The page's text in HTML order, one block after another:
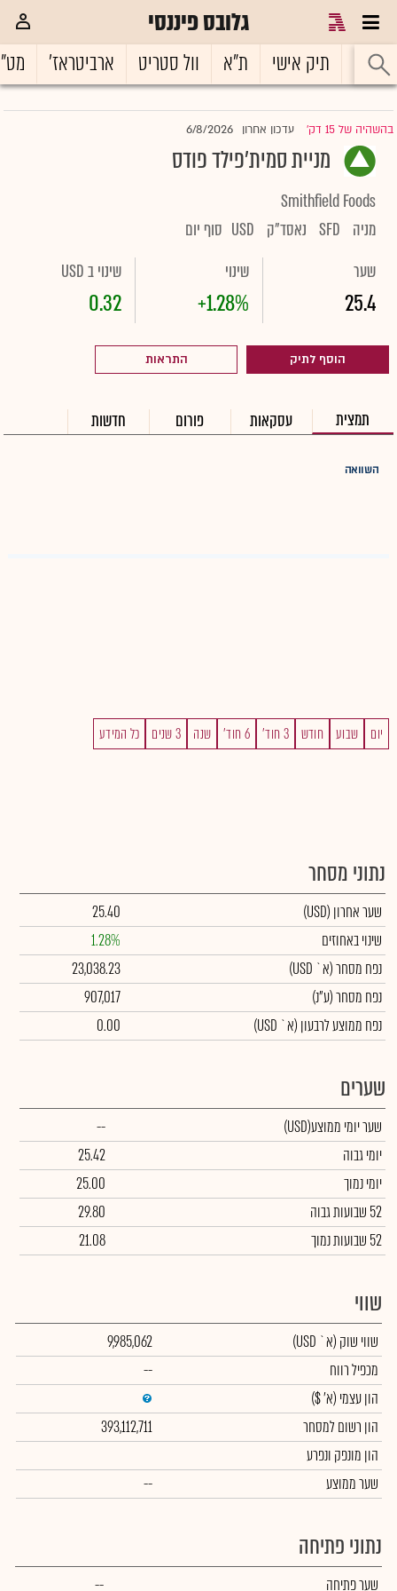
גלובס פיננסי
ראשי תיק אישי ת"א וול סטריט ארביטראז'
בהשהיה של 15 דק' |עדכון אחרון 6/8/2026
מניית סמית'פילד פודס
Smithfield Foods
מניה
SFD נאסד"ק USD סוף יום
שער
25.4
שינוי
+1.28%
שינוי ב USD
0.32
הוסף לתיק התראות
תמצית עסקאות פורום חדשות
השוואה
יום שבוע חודש 3 חוד' 6 חוד' שנה 3 שנים כל המידע
נתוני מסחר
שער אחרון (USD)
25.40
שינוי באחוזים
1.28%
נפח מסחר(א` USD)
23,038.23
נפח מסחר(ע"נ)
907,017
נפח ממוצע לרבעון (א` USD)
0.00
שערים
שער יומי ממוצע(USD)
--
יומי גבוה
25.42
יומי נמוך
25.00
52 שבועות גבוה
29.80
52 שבועות נמוך
21.08
שווי
שווי שוק (א` USD)
9,985,062
מכפיל רווח
--
הון עצמי (א' $)
הון רשום למסחר
393,112,711
הון מונפק ונפרע
שער ממוצע
--
נתוני פתיחה
שער פתיחה --